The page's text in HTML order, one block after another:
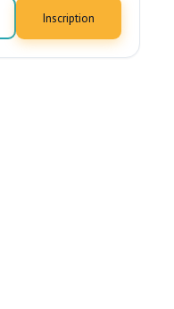
Inscription